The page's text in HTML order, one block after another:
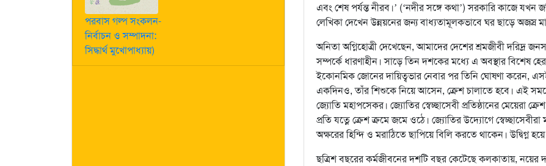
পরবাস গল্প সংকলন-
নির্বাচন ও সম্পাদনা:
সিদ্ধার্থ মুখোপাধ্যায়)
এবং শেষ পর্যন্ত নীরব।’ (‘নদীর সঙ্গে কথা’) সরকারি কাজে
লেখিকা দেখেন উন্নয়নের জন্য বাধ্যতামূলকভাবে ঘর ছাড়ে অজস্র
অনিতা অগ্নিহোত্রী দেখেছেন, আমাদের দেশের শ্রমজীবী দরিদ্র
সম্পর্কে ধারণাহীন। সাড়ে তিন দশকের মধ্যে এ অবস্থার বিশেষ
ইকোনমিক জোনের দায়িত্বভার নেবার পর তিনি ঘোষণা করেন,
একদিনও, তাঁর শিশুকে নিয়ে আসেন, ক্রেশ চালাতে হবে। এই
জ্যোতি মহাপসেকর। জ্যোতির স্বেচ্ছাসেবী প্রতিষ্ঠানের মেয়েরা
প্রতি যত্নে ক্রেশ ক্রমে জমে ওঠে। জ্যোতির উদ্যোগে
অক্ষরের হিন্দি ও মরাঠিতে ছাপিয়ে বিলি করতে থাকেন। উদ্বিগ্ন
ছত্রিশ বছরের কর্মজীবনের দশটি বছর কেটেছে কলকাতায়, নয়ের